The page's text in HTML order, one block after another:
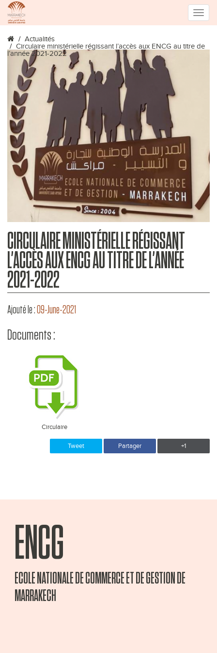
Toggle
Actualités
Circulaire ministérielle régissant l’accès aux ENCG au titre de
l’année 2021-2022
CIRCULAIRE MINISTÉRIELLE RÉGISSANT
L’ACCÈS AUX ENCG AU TITRE DE L’ANNÉE
2021-2022
Ajouté le :09-June-2021
Documents :
Circulaire
Tweet Partager +1
ENCG
ECOLE NATIONALE DE COMMERCE ET DE GESTION DE
MARRAKECH